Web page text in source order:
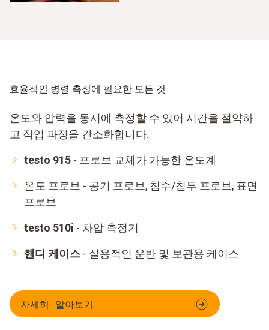
효율적인 병렬 측정에 필요한 모든 것
온도와 압력을 동시에 측정할 수 있어 시간을 절약하
고 작업 과정을 간소화합니다.
testo 915 - 프로브 교체가 가능한 온도계
온도 프로브 - 공기 프로브, 침수/침투 프로브, 표면
프로브
testo 510i - 차압 측정기
핸디 케이스 - 실용적인 운반 및 보관용 케이스
자세히 알아보기